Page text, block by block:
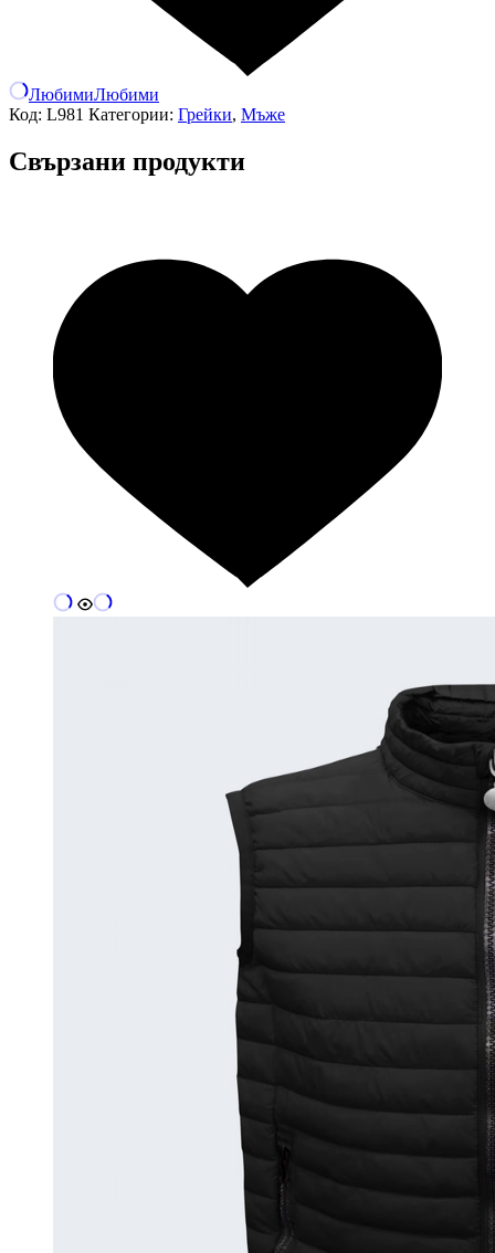
ЛюбимиЛюбими
Код: L981 Категории: Грейки, Мъже
Свързани продукти